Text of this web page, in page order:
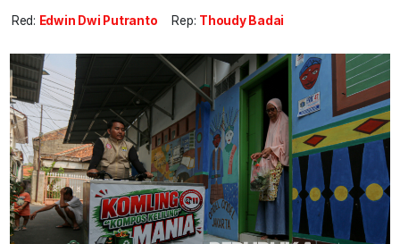
Red: Edwin Dwi Putranto Rep: Thoudy Badai